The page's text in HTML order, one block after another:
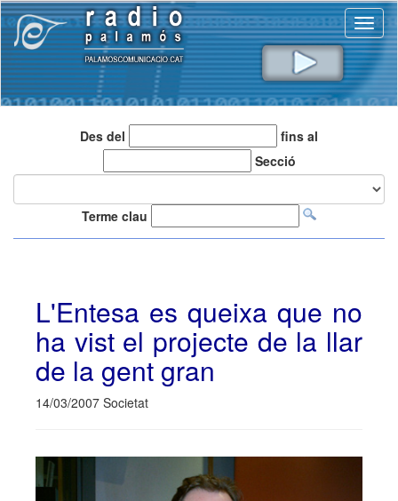
Des del
fins al
Secció
Terme clau
L'Entesa es queixa que no
ha vist el projecte de la llar
de la gent gran
14/03/2007 Societat